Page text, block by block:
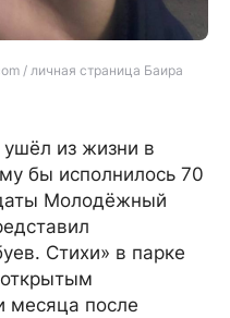
/ личная страница Баира
из жизни в
бы исполнилось 70
Молодёжный
Стихи» в парке
месяца после